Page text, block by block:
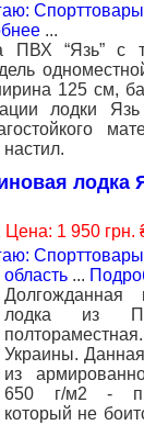
Спорттовары
...
ПВХ “Язь” с
125 см,
лодки
лодка
Цена: 1 950 грн.
Спорттовары
область ...
Долгожданная
лодка из
Украины.
из
650 г/м2 -
который не